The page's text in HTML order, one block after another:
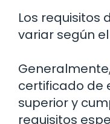
Los requisitos
variar según
certificado de
superior y
requisitos